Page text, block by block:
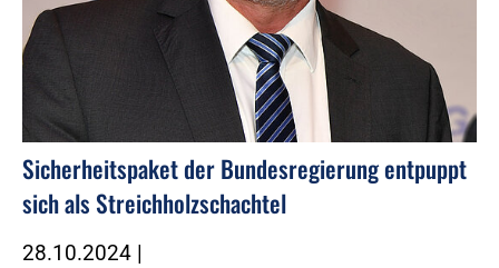
Sicherheitspaket der Bundesregierung entpuppt
sich als Streichholzschachtel
28.10.2024 |